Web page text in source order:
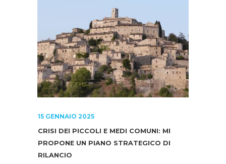
15 GENNAIO 2025
CRISI DEI PICCOLI E MEDI COMUNI: MI
PROPONE UN PIANO STRATEGICO DI
RILANCIO